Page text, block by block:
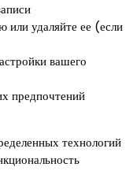
или удаляйте ее (если
вашего
предпочтений
технологий